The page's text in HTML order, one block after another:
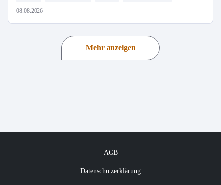
08.08.2026
Mehr anzeigen
AGB
Datenschutzerklärung